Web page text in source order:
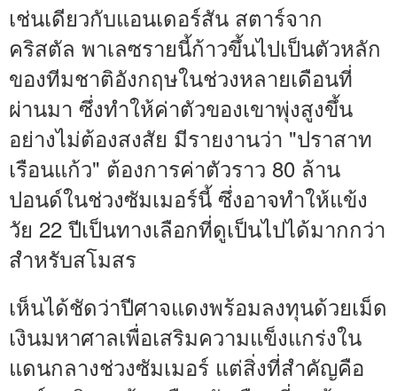
เช่นเดียวกับแอนเดอร์สัน สตาร์จาก
คริสตัล พาเลซรายนี้ก้าวขึ้นไปเป็นตัวหลัก
ของทีมชาติอังกฤษในช่วงหลายเดือนที่
ผ่านมา ซึ่งทำให้ค่าตัวของเขาพุ่งสูงขึ้น
อย่างไม่ต้องสงสัย มีรายงานว่า "ปราสาท
เรือนแก้ว" ต้องการค่าตัวราว 80 ล้าน
ปอนด์ในช่วงซัมเมอร์นี้ ซึ่งอาจทำให้แข้ง
วัย 22 ปีเป็นทางเลือกที่ดูเป็นไปได้มากกว่า
สำหรับสโมสร
เห็นได้ชัดว่าปีศาจแดงพร้อมลงทุนด้วยเม็ด
เงินมหาศาลเพื่อเสริมความแข็งแกร่งใน
แดนกลางช่วงซัมเมอร์ แต่สิ่งที่สำคัญคือ